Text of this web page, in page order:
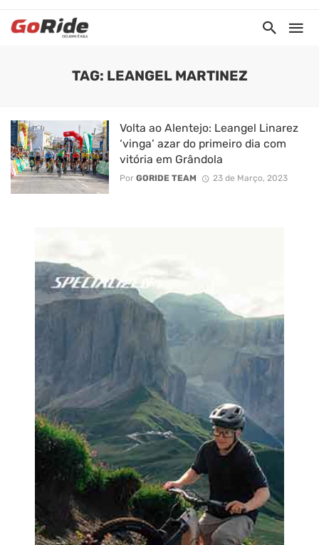
TAG: LEANGEL MARTINEZ
Volta ao Alentejo: Leangel Linarez
‘vinga’ azar do primeiro dia com
vitória em Grândola
Por GORIDE TEAM 23 de Março, 2023